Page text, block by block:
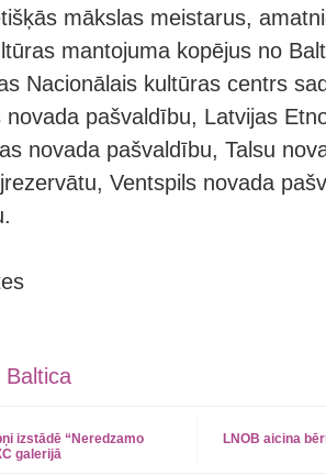
mākslas meistarus,
mantojuma kopējus no
Nacionālais kultūras centrs
pašvaldību, Latvijas
novada pašvaldību, Talsu
Ventspils novada
Baltica
izstādē “Neredzamo
galerijā
LNOB aicina